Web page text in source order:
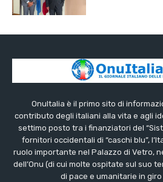
OnuItalia è il primo sito di
contributo degli italiani alla vita e agli
settimo posto tra i finanziatori del
fornitori occidentali di “caschi blu”,
ruolo importante nel Palazzo di Vetro,
dell’Onu (di cui molte ospitate sul suo
di pace e umanitarie in giro